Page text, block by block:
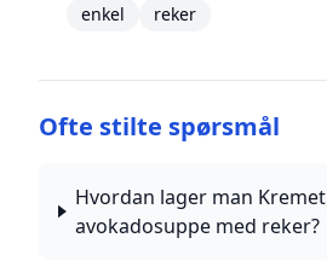
enkel
reker
Ofte stilte spørsmål
Hvordan lager man Kremet
avokadosuppe med reker?